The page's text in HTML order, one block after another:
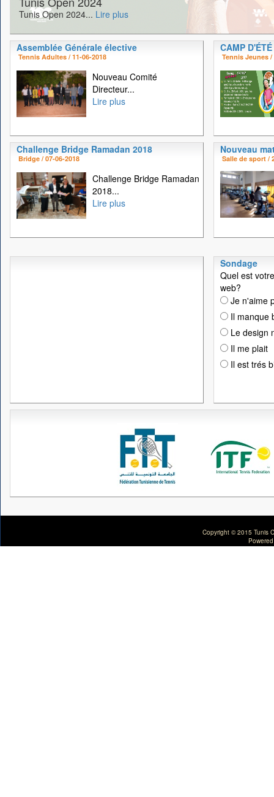
Tunis Open 2024... Lire plus
Assemblée Générale élective
Tennis Adultes / 11-06-2018
Nouveau Comité
Directeur...
Lire plus
CAMP
Tennis Jeunes /
Challenge Bridge Ramadan 2018
Bridge / 07-06-2018
Challenge Bridge Ramadan
2018...
Lire plus
Nouveau
Salle de sport /
Sondage
Quel est
web?
Je n'aime
Il manque
Le design
Il me plait
Il est trés
Copyright © 2015 Tunis